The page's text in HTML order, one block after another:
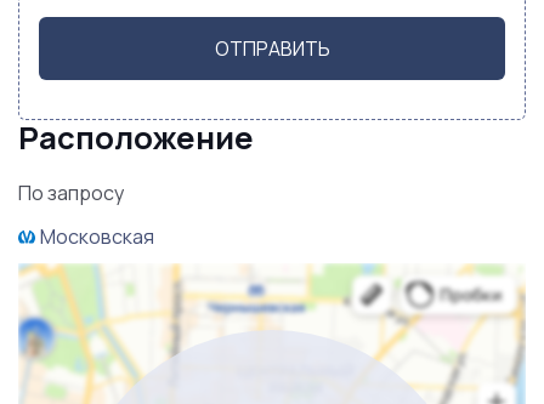
ОТПРАВИТЬ
Расположение
По запросу
Московская